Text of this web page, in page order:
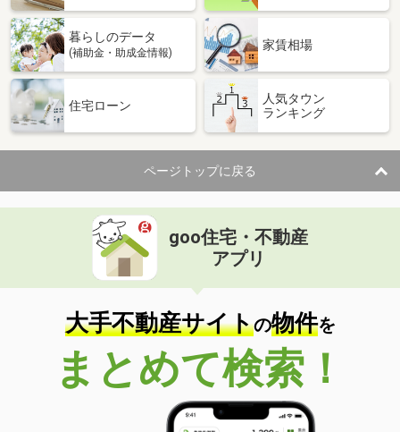
暮らしのデータ
(補助金・助成金情報)
家賃相場
住宅ローン
人気タウン
ランキング
ページトップに戻る
goo住宅・不動産
アプリ
大手不動産サイトの物件を
まとめて検索！